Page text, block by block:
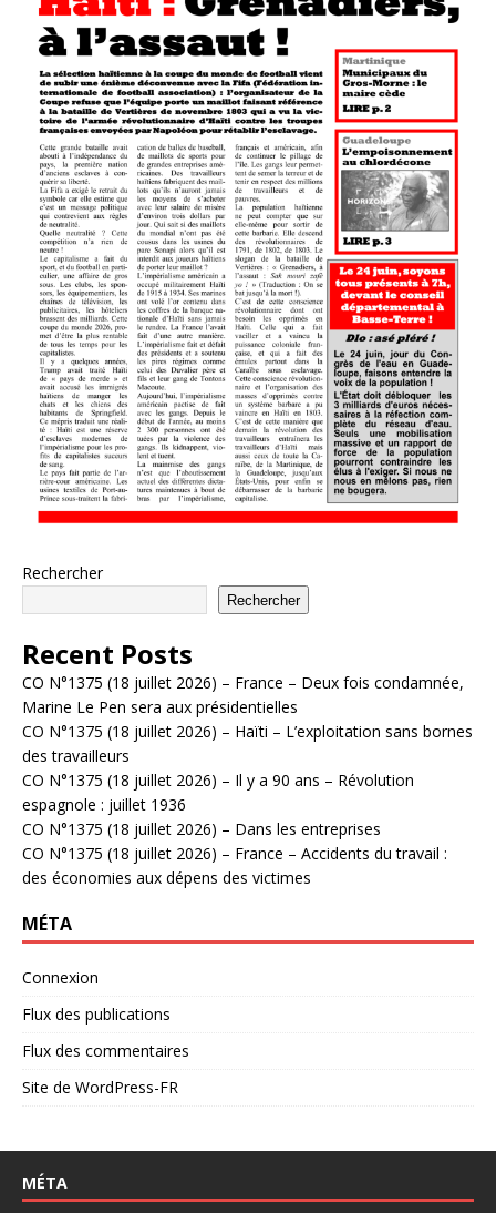
Rechercher
Rechercher
Recent Posts
CO N°1375 (18 juillet 2026) – France – Deux fois condamnée,
Marine Le Pen sera aux présidentielles
CO N°1375 (18 juillet 2026) – Haïti – L’exploitation sans bornes
des travailleurs
CO N°1375 (18 juillet 2026) – Il y a 90 ans – Révolution
espagnole : juillet 1936
CO N°1375 (18 juillet 2026) – Dans les entreprises
CO N°1375 (18 juillet 2026) – France – Accidents du travail :
des économies aux dépens des victimes
MÉTA
Connexion
Flux des publications
Flux des commentaires
Site de WordPress-FR
MÉTA